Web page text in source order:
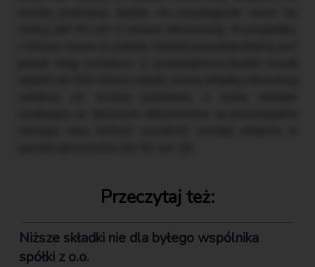
Przeczytaj też:
Niższe składki nie dla byłego wspólnika
spółki z o.o.